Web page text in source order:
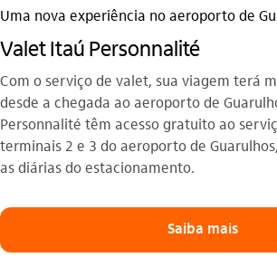
Uma nova experiência no aeroporto de
Valet Itaú Personnalité
Com o serviço de valet, sua viagem terá
desde a chegada ao aeroporto de
Personnalité têm acesso gratuito ao
terminais 2 e 3 do aeroporto de
as diárias do estacionamento.
Saiba mais